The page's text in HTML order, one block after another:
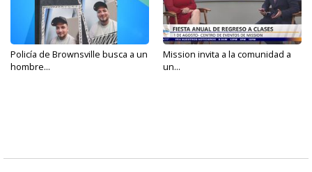
Policía de Brownsville busca a un
hombre...
Mission invita a la comunidad a
un...